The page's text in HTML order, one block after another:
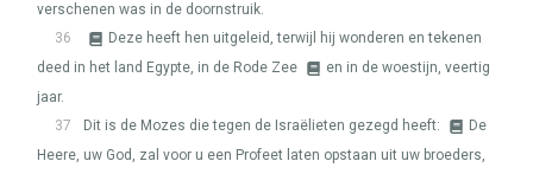
verschenen was in de doornstruik.
36
Deze heeft hen uitgeleid, terwijl hij wonderen en tekenen
deed in het land Egypte, in de Rode Zee
en in de woestijn, veertig
jaar.
37
Dit is de Mozes die tegen de Israëlieten gezegd heeft:
De
Heere, uw God, zal voor u een Profeet laten opstaan uit uw broeders,